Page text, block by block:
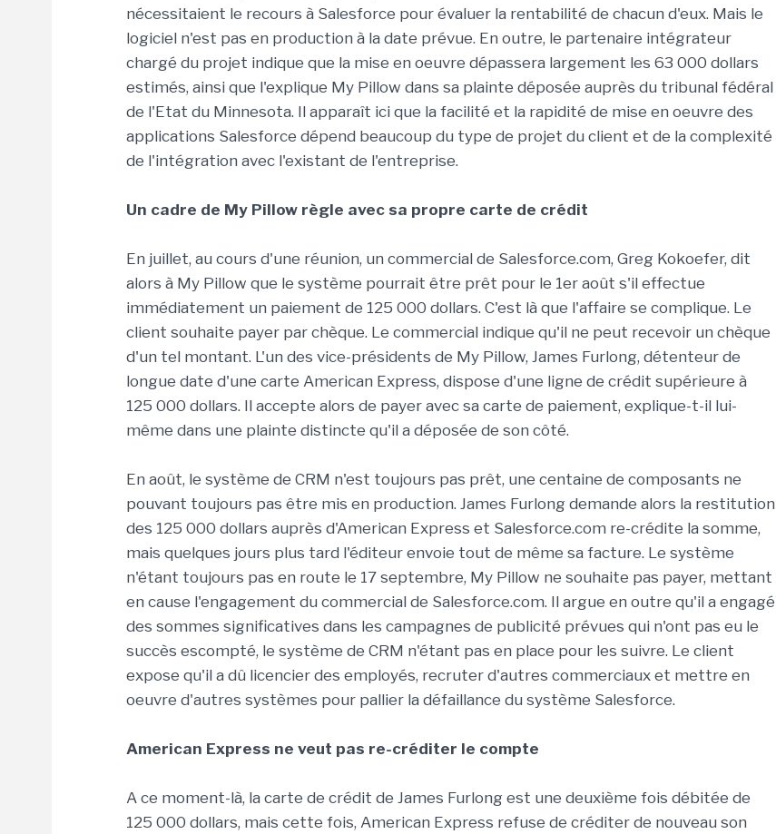
nécessitaient le recours à Salesforce pour évaluer la rentabilité de chacun d'eux. Mais le
logiciel n'est pas en production à la date prévue. En outre, le partenaire intégrateur
chargé du projet indique que la mise en oeuvre dépassera largement les 63 000 dollars
estimés, ainsi que l'explique My Pillow dans sa plainte déposée auprès du tribunal fédéral
de l'Etat du Minnesota. Il apparaît ici que la facilité et la rapidité de mise en oeuvre des
applications Salesforce dépend beaucoup du type de projet du client et de la complexité
de l'intégration avec l'existant de l'entreprise.
Un cadre de My Pillow règle avec sa propre carte de crédit
En juillet, au cours d'une réunion, un commercial de Salesforce.com, Greg Kokoefer, dit
alors à My Pillow que le système pourrait être prêt pour le 1er août s'il effectue
immédiatement un paiement de 125 000 dollars. C'est là que l'affaire se complique. Le
client souhaite payer par chèque. Le commercial indique qu'il ne peut recevoir un chèque
d'un tel montant. L'un des vice-présidents de My Pillow, James Furlong, détenteur de
longue date d'une carte American Express, dispose d'une ligne de crédit supérieure à
125 000 dollars. Il accepte alors de payer avec sa carte de paiement, explique-t-il lui-
même dans une plainte distincte qu'il a déposée de son côté.
En août, le système de CRM n'est toujours pas prêt, une centaine de composants ne
pouvant toujours pas être mis en production. James Furlong demande alors la restitution
des 125 000 dollars auprès d'American Express et Salesforce.com re-crédite la somme,
mais quelques jours plus tard l'éditeur envoie tout de même sa facture. Le système
n'étant toujours pas en route le 17 septembre, My Pillow ne souhaite pas payer, mettant
en cause l'engagement du commercial de Salesforce.com. Il argue en outre qu'il a engagé
des sommes significatives dans les campagnes de publicité prévues qui n'ont pas eu le
succès escompté, le système de CRM n'étant pas en place pour les suivre. Le client
expose qu'il a dû licencier des employés, recruter d'autres commerciaux et mettre en
oeuvre d'autres systèmes pour pallier la défaillance du système Salesforce.
American Express ne veut pas re-créditer le compte
A ce moment-là, la carte de crédit de James Furlong est une deuxième fois débitée de
125 000 dollars, mais cette fois, American Express refuse de créditer de nouveau son